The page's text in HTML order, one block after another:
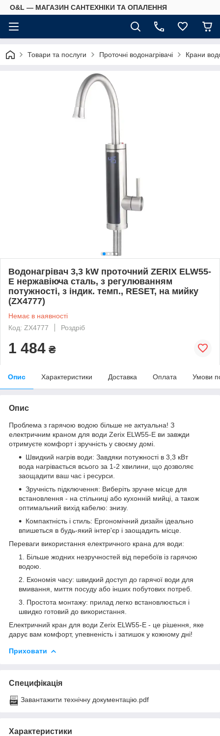
O&L — МАГАЗИН САНТЕХНІКИ ТА ОПАЛЕННЯ
Товари та послуги Проточні водонагрівачі Крани
Водонагрівач 3,3 kW проточний ZERIX ELW55-
E нержавіюча сталь, з регулюванням
потужності, з індик. темп., RESET, на мийку
(ZX4777)
Немає в наявності
Код: ZX4777
Роздріб
1 484 ₴
Опис Характеристики Доставка Оплата Умови
Опис
Проблема з гарячою водою більше не актуальна! З
електричним краном для води Zerix ELW55-E ви завжди
отримуєте комфорт і зручність у своєму домі.
Швидкий нагрів води: Завдяки потужності в 3,3 кВт
вода нагрівається всього за 1-2 хвилини, що дозволяє
заощадити ваш час і ресурси.
Зручність підключення: Виберіть зручне місце для
встановлення - на стільниці або кухонній мийці, а також
оптимальний вихід кабелю: знизу.
Компактність і стиль: Ергономічний дизайн ідеально
впишеться в будь-який інтер'єр і заощадить місце.
Переваги використання електричного крана для води:
Більше жодних незручностей від перебоїв із гарячою
водою.
Економія часу: швидкий доступ до гарячої води для
вмивання, миття посуду або інших побутових потреб.
Простота монтажу: прилад легко встановлюється і
швидко готовий до використання.
Електричний кран для води Zerix ELW55-E - це рішення, яке
дарує вам комфорт, упевненість і затишок у кожному дні!
Приховати
Специфікація
Завантажити технічну документацію.pdf
Характеристики